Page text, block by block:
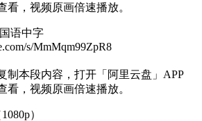
看，视频原画倍速播放。
语中字
s/MmMqm99ZpR8
制本段内容，打开「阿里云盘」APP
看，视频原画倍速播放。
）